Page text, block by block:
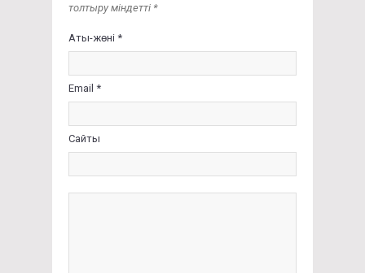
толтыру міндетті *
Аты-жөні *
Email *
Сайты